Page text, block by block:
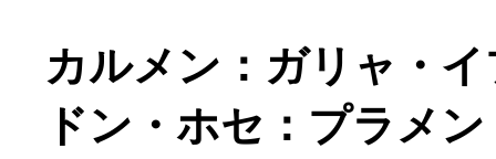
カルメン：ガリャ・
ドン・ホセ：プラメ